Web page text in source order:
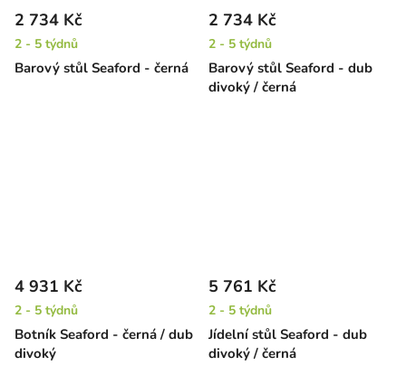
Barový stůl Seaford - černá
2 734 Kč
2 - 5 týdnů
Barový stůl Seaford - dub
divoký / černá
2 734 Kč
2 - 5 týdnů
Botník Seaford - černá / dub
divoký
4 931 Kč
2 - 5 týdnů
Jídelní stůl Seaford - dub
divoký / černá
5 761 Kč
2 - 5 týdnů